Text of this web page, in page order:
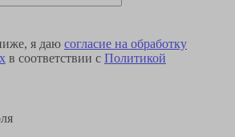
я даю согласие на обработку
в соответствии с Политикой